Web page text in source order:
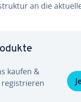
an die
kaufen &